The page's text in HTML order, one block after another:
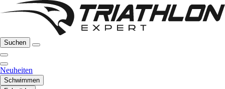
Suchen
Neuheiten
Schwimmen